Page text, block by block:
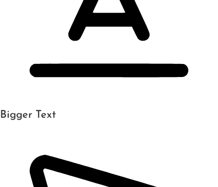
Bigger Text